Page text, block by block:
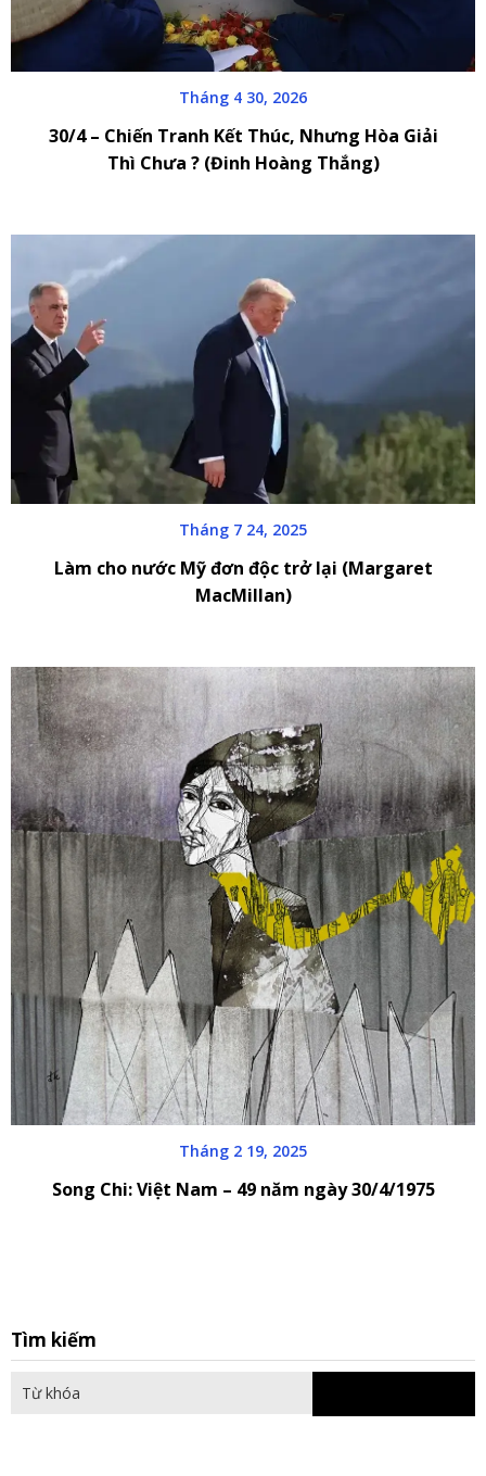
Tháng 4 30, 2026
30/4 – Chiến Tranh Kết Thúc, Nhưng Hòa Giải
Thì Chưa ? (Đinh Hoàng Thắng)
Tháng 7 24, 2025
Làm cho nước Mỹ đơn độc trở lại (Margaret
MacMillan)
Tháng 2 19, 2025
Song Chi: Việt Nam – 49 năm ngày 30/4/1975
Tìm kiếm